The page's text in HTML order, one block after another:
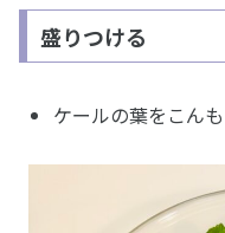
盛りつける
ケールの葉をこん